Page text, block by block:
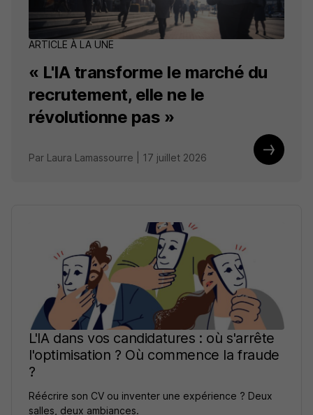
ARTICLE À LA UNE
« L'IA transforme le marché du
recrutement, elle ne le
révolutionne pas »
Par Laura Lamassourre | 17 juillet 2026
L'IA dans vos candidatures : où s'arrête
l'optimisation ? Où commence la fraude
?
Réécrire son CV ou inventer une expérience ? Deux
salles, deux ambiances.